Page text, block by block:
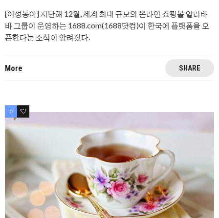
[여성동아] 지난해 12월, 세계 최대 규모의 온라인 쇼핑몰 알리바
바 그룹이 운영하는 1688.com(1688닷컴)이 한국에 플랫폼을 오
픈한다는 소식이 알려졌다.
More SHARE
0 0